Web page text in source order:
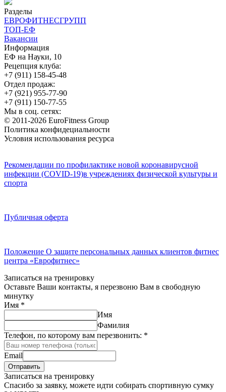
Разделы
ЕВРОФИТНЕСГРУПП
ТОП-ЕФ
Вакансии
Информация
ЕФ на Науки, 10
Рецепция клуба:
+7 (911) 158-45-48
Отдел продаж:
+7 (921) 955-77-90
+7 (911) 150-77-55
Мы в соц. сетях:
© 2011-2026 EuroFitness Group
Политика конфидециальности
Условия использования ресурса
Рекомендации по профилактике новой коронавирусной
инфекции (COVID-19)в учреждениях физической культуры и
спорта
Публичная оферта
Положение О защите персональных данных клиентов фитнес
центра «Еврофитнес»
Записаться на тренировку
Оставьте Ваши контакты, я перезвоню Вам в свободную
минутку
Имя *
Имя
Фамилия
Телефон, по которому вам перезвонить: *
Email
Отправить
Записаться на тренировку
Спасибо за заявку, можете идти собирать спортивную сумку